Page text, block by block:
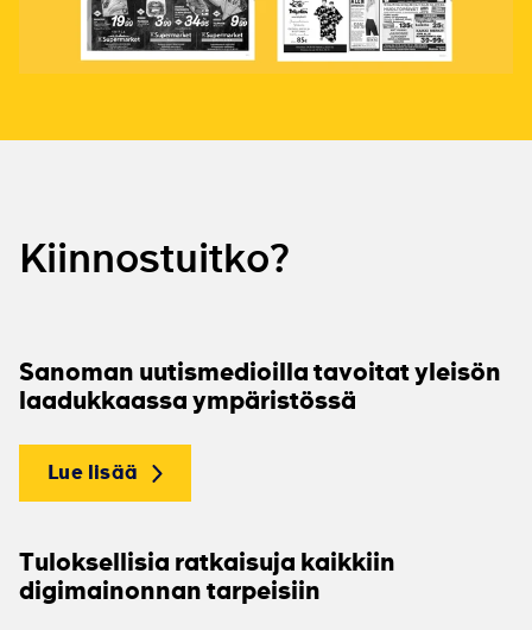
Kiinnostuitko?
Sanoman uutismedioilla tavoitat yleisön
laadukkaassa ympäristössä
Lue lisää
Tuloksellisia ratkaisuja kaikkiin
digimainonnan tarpeisiin